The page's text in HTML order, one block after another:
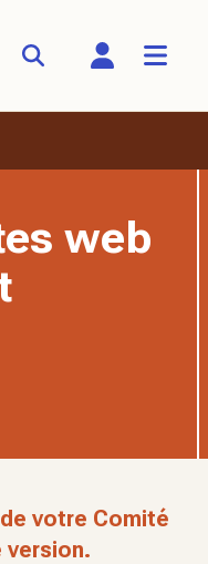
web
votre Comité
version.